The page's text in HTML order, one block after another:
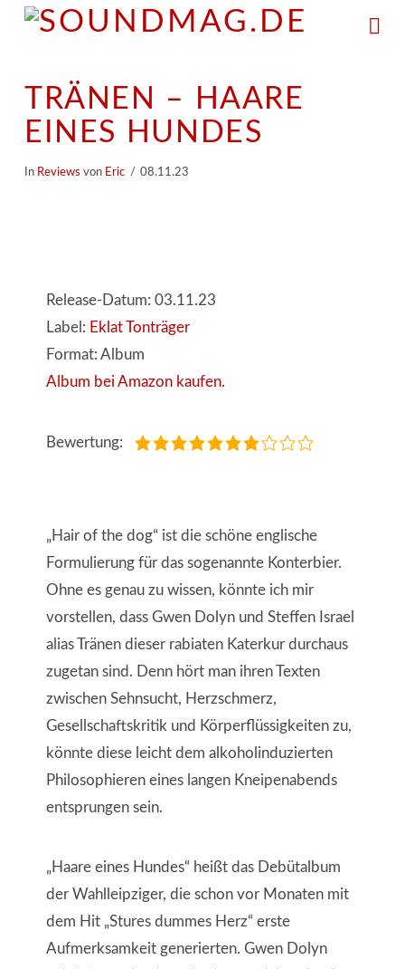
TRÄNEN – HAARE
EINES HUNDES
In Reviews von Eric 08.11.23
Release-Datum: 03.11.23
Label: Eklat Tonträger
Format: Album
Album bei Amazon kaufen.
Bewertung:
„Hair of the dog“ ist die schöne englische
Formulierung für das sogenannte Konterbier.
Ohne es genau zu wissen, könnte ich mir
vorstellen, dass Gwen Dolyn und Steffen Israel
alias Tränen dieser rabiaten Katerkur durchaus
zugetan sind. Denn hört man ihren Texten
zwischen Sehnsucht, Herzschmerz,
Gesellschaftskritik und Körperflüssigkeiten zu,
könnte diese leicht dem alkoholinduzierten
Philosophieren eines langen Kneipenabends
entsprungen sein.
„Haare eines Hundes“ heißt das Debütalbum
der Wahlleipziger, die schon vor Monaten mit
dem Hit „Stures dummes Herz“ erste
Aufmerksamkeit generierten. Gwen Dolyn